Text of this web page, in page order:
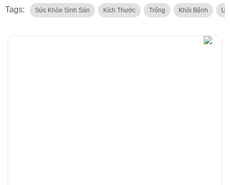
Tags: Sức Khỏe Sinh Sản Kích Thước Trống Khỏi Bệnh U